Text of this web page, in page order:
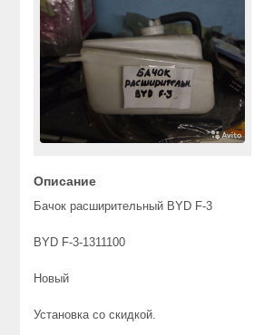
Описание
Бачок расширительный BYD F-3
BYD F-3-1311100
Новый
Установка со скидкой.